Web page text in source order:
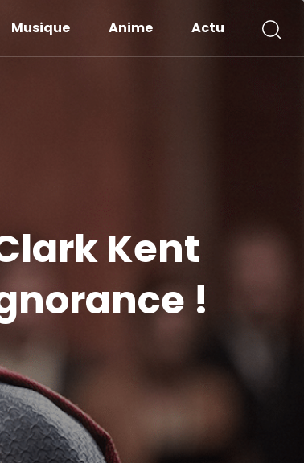
Musique Anime Actu
Kent
!